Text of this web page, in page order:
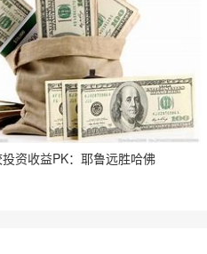
资收益PK：耶鲁远胜哈佛